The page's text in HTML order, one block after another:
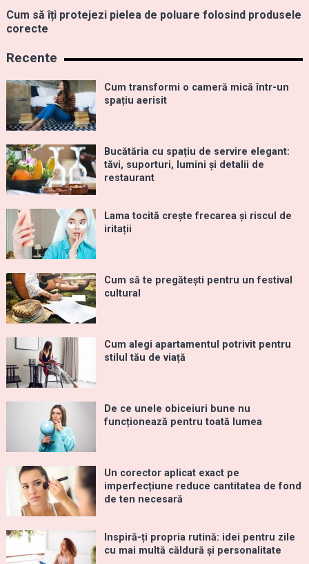
Cum să îți protejezi pielea de poluare folosind produsele
corecte
Recente
Cum transformi o cameră mică într-un
spațiu aerisit
Bucătăria cu spațiu de servire elegant:
tăvi, suporturi, lumini și detalii de
restaurant
Lama tocită crește frecarea și riscul de
iritații
Cum să te pregătești pentru un festival
cultural
Cum alegi apartamentul potrivit pentru
stilul tău de viață
De ce unele obiceiuri bune nu
funcționează pentru toată lumea
Un corector aplicat exact pe
imperfecțiune reduce cantitatea de fond
de ten necesară
Inspiră-ți propria rutină: idei pentru zile
cu mai multă căldură și personalitate